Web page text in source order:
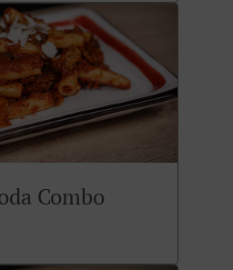
Combo